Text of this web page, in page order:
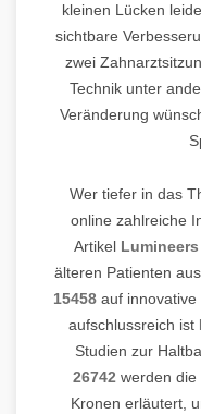
kleinen Lücken
sichtbare
zwei
Technik unter
Veränderung
Wer tiefer in das
online zahlreiche
Artikel Lumineers
älteren Patienten
15458 auf
aufschlussreich ist
Studien zur
26742werden die
Kronen erläutert,